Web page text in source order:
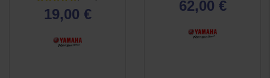
19,00 €
62,00 €